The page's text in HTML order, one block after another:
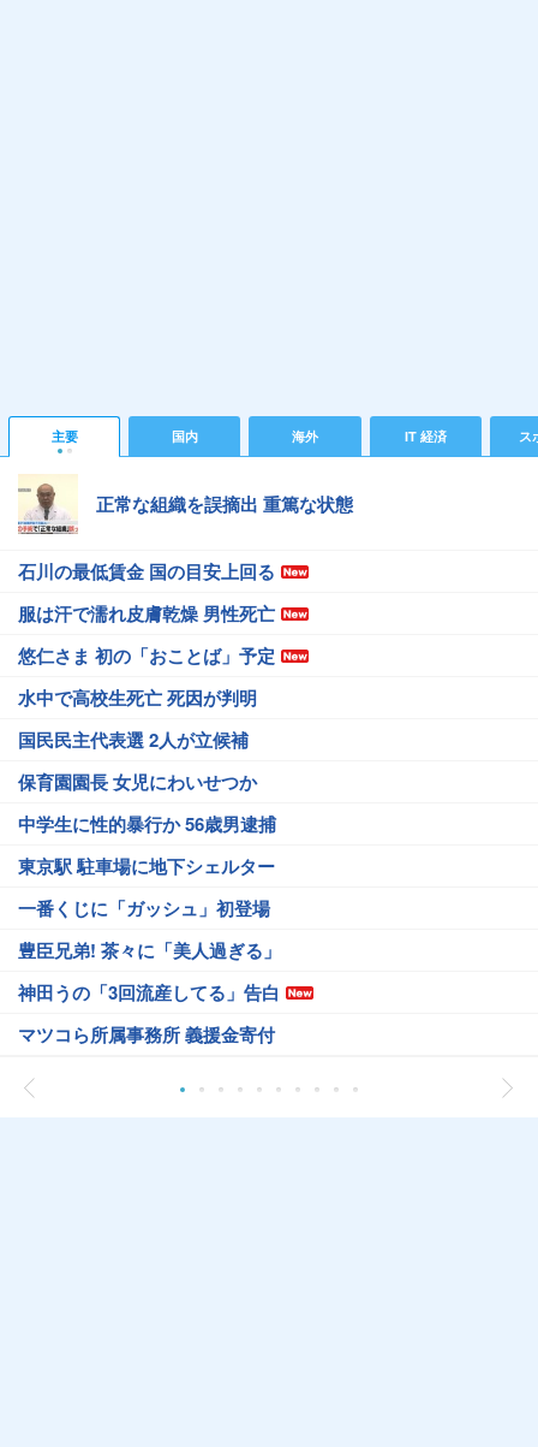
主要 国内 海外 IT 経済 ス
正常な組織を誤摘出 重篤な状態
石川の最低賃金 国の目安上回る
服は汗で濡れ皮膚乾燥 男性死亡
悠仁さま 初の「おことば」予定
水中で高校生死亡 死因が判明
国民民主代表選 2人が立候補
保育園園長 女児にわいせつか
中学生に性的暴行か 56歳男逮捕
東京駅 駐車場に地下シェルター
一番くじに「ガッシュ」初登場
豊臣兄弟! 茶々に「美人過ぎる」
神田うの「3回流産してる」告白
マツコら所属事務所 義援金寄付